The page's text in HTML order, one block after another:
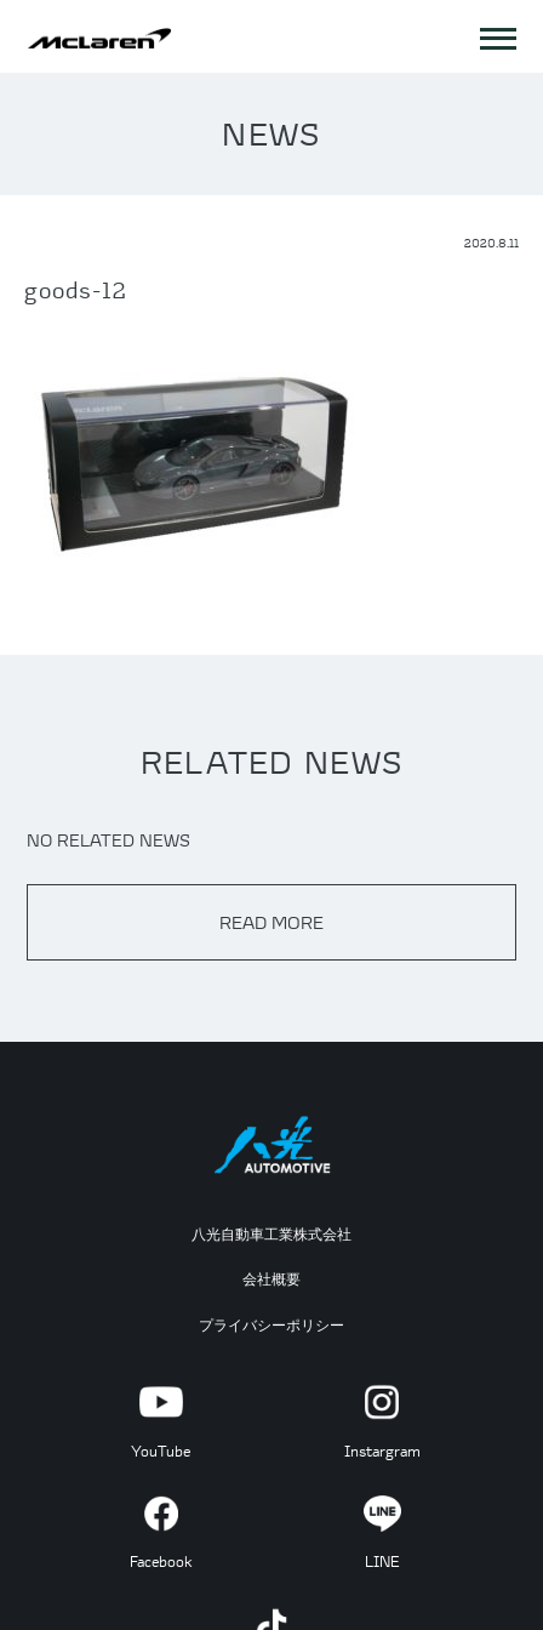
NEWS
2020.8.11
goods-12
RELATED NEWS
NO RELATED NEWS
READ MORE
八光自動車工業株式会社
会社概要
プライバシーポリシー
YouTube Instargram
Facebook LINE